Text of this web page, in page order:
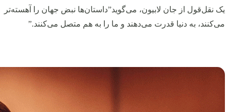
یک نقل‌قول از جان لابیون، می‌گوید”داستان‌ها نبض جهان را آهسته‌تر
می‌کنند، به دنیا قدرت می‌دهند و ما را به هم متصل می‌کنند.”